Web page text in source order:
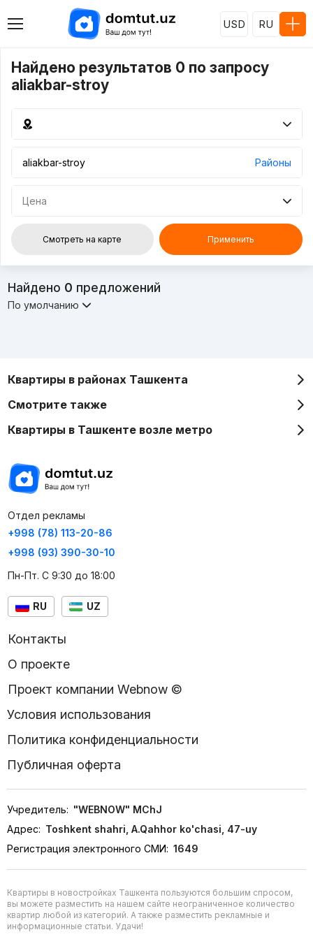
USD RU
Найдено результатов 0 по запросу
aliakbar-stroy
Районы
Цена
Смотреть на карте Применить
Найдено 0 предложений
По умолчанию
Квартиры в районах Ташкента
Смотрите также
Квартиры в Ташкенте возле метро
Отдел рекламы
+998 (78) 113-20-86
+998 (93) 390-30-10
Пн-Пт. С 9:30 до 18:00
RU UZ
Контакты
О проекте
Проект компании Webnow ©
Условия использования
Политика конфиденциальности
Публичная оферта
Учредитель: "WEBNOW" MChJ
Адрес: Toshkent shahri, A.Qahhor ko'chasi, 47-uy
Регистрация электронного СМИ: 1649
Квартиры в новостройках Ташкента пользуются большим спросом,
вы можете разместить на нашем сайте неограниченное количество
квартир любой из категорий. А также разместить рекламные и
информационные статьи. Удачи!